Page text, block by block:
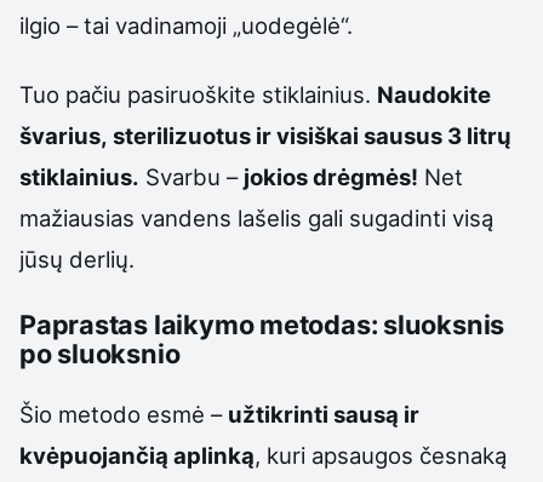
ilgio – tai vadinamoji „uodegėlė“.
Tuo pačiu pasiruoškite stiklainius. Naudokite
švarius, sterilizuotus ir visiškai sausus 3 litrų
stiklainius. Svarbu – jokios drėgmės! Net
mažiausias vandens lašelis gali sugadinti visą
jūsų derlių.
Paprastas laikymo metodas: sluoksnis
po sluoksnio
Šio metodo esmė – užtikrinti sausą ir
kvėpuojančią aplinką, kuri apsaugos česnaką